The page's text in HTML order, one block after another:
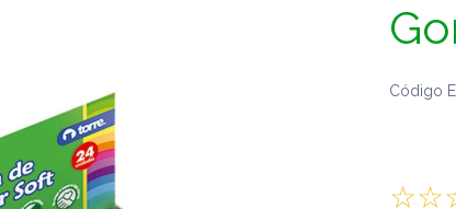
Código